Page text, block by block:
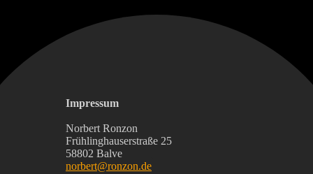
Impressum
Norbert Ronzon
Frühlinghauserstraße 25
58802 Balve
norbert@ronzon.de